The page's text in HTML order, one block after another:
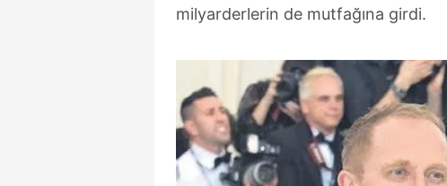
milyarderlerin de mutfağına girdi.